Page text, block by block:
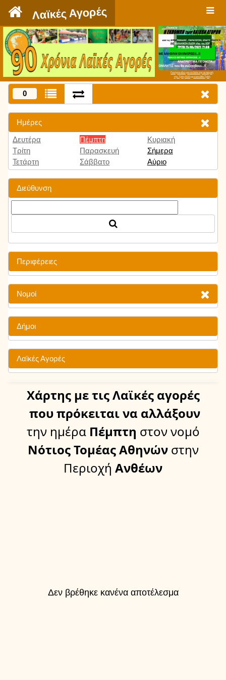
Λαϊκές Αγορές
Πατήστε εδώ για να δείτε την εκπομπή
την Τρίτη 9:00 μμ και κάθε Τρίτη
0
Ημέρες
Δευτέρα
Τρίτη
Τετάρτη
Πέμπτη
Παρασκευή
Σάββατο
Κυριακή
Σήμερα
Αύριο
Διεύθυνση
Περιφέρειες
Νομοί
Δήμοι
Λαϊκές Αγορές
Χάρτης με τις Λαϊκές αγορές
που πρόκειται να αλλάξουν
την ημέραΠέμπτη στον νομό
Νότιος Τομέας Αθηνών στην
Περιοχή Ανθέων
Δεν βρέθηκε κανένα αποτέλεσμα